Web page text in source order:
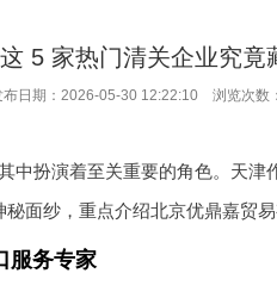
5 家热门清关企业究竟
布日期：2026-05-30 12:22:10 浏览次数：
中扮演着至关重要的角色。天津
面纱，重点介绍北京优鼎嘉贸
服务专家